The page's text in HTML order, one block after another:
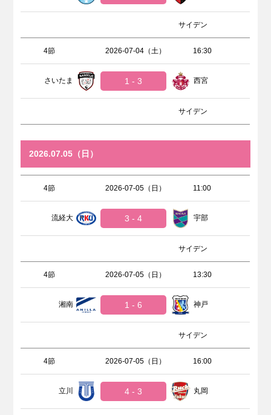
サイデン
4節 2026-07-04（土） 16:30
さいたま 1 - 3 西宮
サイデン
2026.07.05（日）
4節 2026-07-05（日） 11:00
流経大 3 - 4 宇部
サイデン
4節 2026-07-05（日） 13:30
湘南 1 - 6 神戸
サイデン
4節 2026-07-05（日） 16:00
立川 4 - 3 丸岡